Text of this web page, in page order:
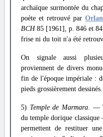
archaïque surmontée du
poète et retrouvé par
BCH 85 [1961], p. 846 et
frise ni du toit n'a été
On signale aussi
proviennent de divers
fin de l'époque impériale :
pieds grossièrement dessinés.
5) Temple de Marmara. —
du temple dorique
permettent de restituer